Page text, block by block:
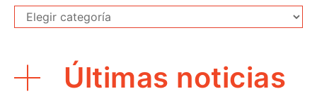
Secciones
Últimas noticias